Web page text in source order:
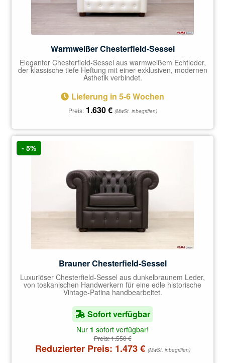
Warmweißer Chesterfield-Sessel
Eleganter Chesterfield-Sessel aus warmweißem Echtleder,
der klassische tiefe Heftung mit einer exklusiven, modernen
Ästhetik verbindet.
Lieferung in 5-6 Wochen
Preis: 1.630€ (MwSt. inbegriffen)
Brauner Chesterfield-Sessel
Luxuriöser Chesterfield-Sessel aus dunkelbraunem Leder,
von toskanischen Handwerkern für eine edle historische
Vintage-Patina handbearbeitet.
- 5%
Sofort verfügbar
Nur 1 sofort verfügbar!
Preis:1.550€
Reduzierter Preis: 1.473€ (MwSt. inbegriffen)